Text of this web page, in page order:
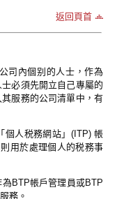
返回頁首
司內個别的人士，作為
必須先開立自己專屬的
服務的公司清單中，有
個人税務網站」(ITP) 帳
用於處理個人的税務事
BTP帳戶管理員或BTP
務。